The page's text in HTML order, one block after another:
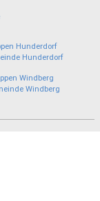
Hunderdorf
Windberg